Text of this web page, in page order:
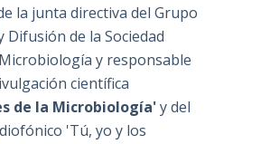
la junta directiva del Grupo
Difusión de la Sociedad
y responsable
científica
de la Microbiología'y del
'Tú, yo y los